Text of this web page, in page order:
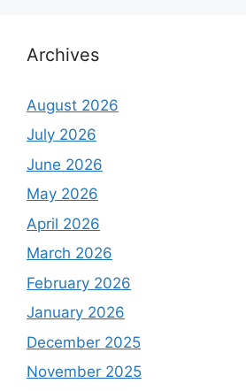
Archives
August 2026
July 2026
June 2026
May 2026
April 2026
March 2026
February 2026
January 2026
December 2025
November 2025